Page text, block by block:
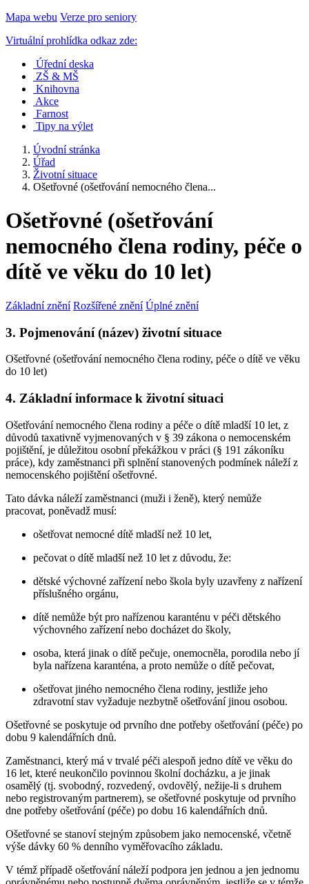
Mapa webu Verze pro seniory
Virtuální prohlídka odkaz zde:
Úřední deska
ZŠ & MŠ
Knihovna
Akce
Farnost
Tipy na výlet
Úvodní stránka
Úřad
Životní situace
Ošetřovné (ošetřování nemocného člena...
Ošetřovné (ošetřování
nemocného člena rodiny, péče o
dítě ve věku do 10 let)
Základní znění Rozšířené znění Úplné znění
3. Pojmenování (název) životní situace
Ošetřovné (ošetřování nemocného člena rodiny, péče o dítě ve věku
do 10 let)
4. Základní informace k životní situaci
Ošetřování nemocného člena rodiny a péče o dítě mladší 10 let, z
důvodů taxativně vyjmenovaných v § 39 zákona o nemocenském
pojištění, je důležitou osobní překážkou v práci (§ 191 zákoníku
práce), kdy zaměstnanci při splnění stanovených podmínek náleží z
nemocenského pojištění ošetřovné.
Tato dávka náleží zaměstnanci (muži i ženě), který nemůže
pracovat, poněvadž musí:
ošetřovat nemocné dítě mladší než 10 let,
pečovat o dítě mladší než 10 let z důvodu, že:
dětské výchovné zařízení nebo škola byly uzavřeny z nařízení
příslušného orgánu,
dítě nemůže být pro nařízenou karanténu v péči dětského
výchovného zařízení nebo docházet do školy,
osoba, která jinak o dítě pečuje, onemocněla, porodila nebo jí
byla nařízena karanténa, a proto nemůže o dítě pečovat,
ošetřovat jiného nemocného člena rodiny, jestliže jeho
zdravotní stav vyžaduje nezbytně ošetřování jinou osobou.
Ošetřovné se poskytuje od prvního dne potřeby ošetřování (péče) po
dobu 9 kalendářních dnů.
Zaměstnanci, který má v trvalé péči alespoň jedno dítě ve věku do
16 let, které neukončilo povinnou školní docházku, a je jinak
osamělý (tj. svobodný, rozvedený, ovdovělý, nežije-li s druhem
nebo registrovaným partnerem), se ošetřovné poskytuje od prvního
dne potřeby ošetřování (péče) po dobu 16 kalendářních dnů.
Ošetřovné se stanoví stejným způsobem jako nemocenské, včetně
výše dávky 60 % denního vyměřovacího základu.
V témž případě ošetřování náleží podpora jen jednou a jen jednomu